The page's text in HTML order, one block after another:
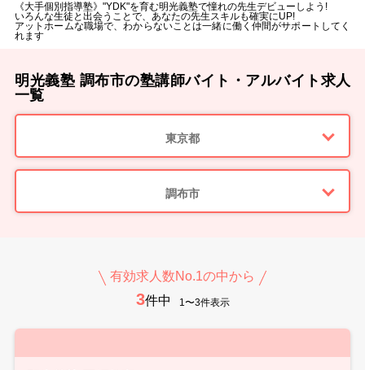
《大手個別指導塾》"YDK"を育む明光義塾で憧れの先生デビューしよう!
いろんな生徒と出会うことで、あなたの先生スキルも確実にUP!
アットホームな職場で、わからないことは一緒に働く仲間がサポートしてく
れます
明光義塾 調布市の塾講師バイト・アルバイト求人
一覧
東京都
調布市
有効求人数No.1の中から
3件中 1〜3件表示